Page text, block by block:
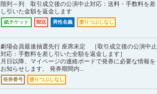
階列～列 取引成立後の公演中止対応：送料・手数料を差
し引いた金額を返金します
紙チケット 郵送 男性名義 塗りつぶしなし
劇場会員最速抽選先行 座席未定 ［取引成立後の公演中止
対応：手数料を差し引いた全額を返金します］
月日以降、マイページの連絡ボードで発券に必要な情報を
お知らせします。 発券期間内...
発券番号 塗りつぶしなし